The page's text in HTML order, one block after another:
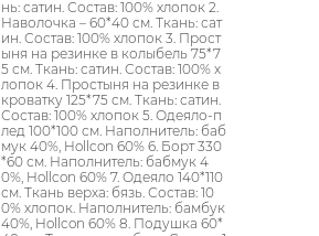
нь: сатин. Состав: 100% хлопок 2.
Наволочка – 60*40 см. Ткань: сат
ин. Состав: 100% хлопок 3. Прост
ыня на резинке в колыбель 75*7
5 см. Ткань: сатин. Состав: 100% х
лопок 4. Простыня на резинке в
кроватку 125*75 см. Ткань: сатин.
Состав: 100% хлопок 5. Одеяло-п
лед 100*100 см. Наполнитель: баб
мук 40%, Hollcon 60% 6. Борт 330
*60 см. Наполнитель: бабмук 4
0%, Hollcon 60% 7. Одеяло 140*110
см. Ткань верха: бязь. Состав: 10
0% хлопок. Наполнитель: бамбук
40%, Hollcon 60% 8. Подушка 60*